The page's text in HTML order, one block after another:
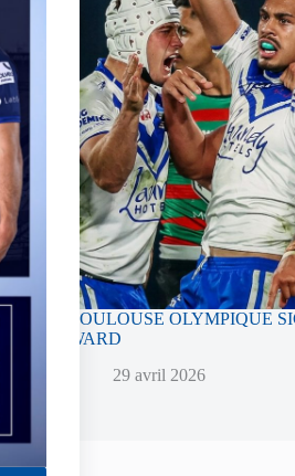
TOULOUSE OLYMPIQUE
WARD
29 avril 2026